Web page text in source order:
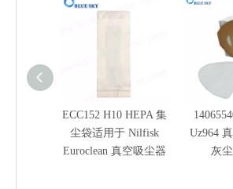
ECC152 H10 HEPA 集
尘袋适用于 Nilfisk
Euroclean 真空吸尘器
Uz964
灰